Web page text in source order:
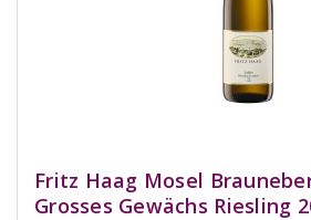
Fritz Haag Mosel
Grosses Gewächs Riesling